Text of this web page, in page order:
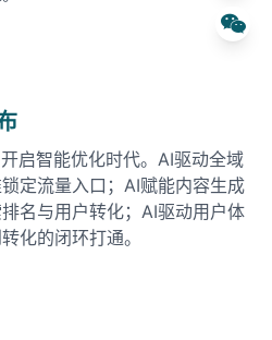
启智能优化时代。AI驱动全域
定流量入口；AI赋能内容生成
名与用户转化；AI驱动用户体
化的闭环打通。